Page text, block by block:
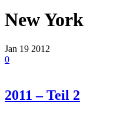
New York
Jan 19 2012
0
2011 – Teil 2